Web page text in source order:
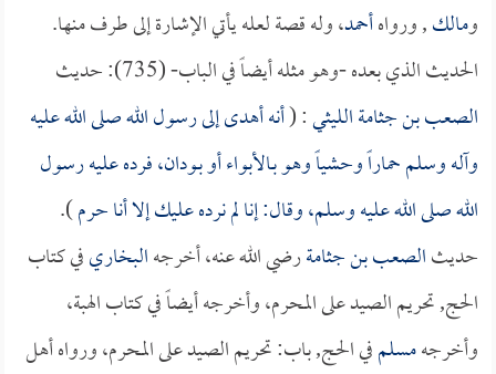
ومالك, ورواهأحمد، وله قصة لعله يأتي الإشارة إلى طرف منها.
الحديث الذي بعده -وهو مثله أيضاً في الباب- (735): حديث
الصعب بن جثامة الليثي: (أنه أهدى إلى رسول الله صلى الله عليه
وآله وسلم حماراً وحشياً وهو بـالأبواء أو بـودان، فرده عليه رسول
الله صلى الله عليه وسلم، وقال: إنا لم نرده عليك إلا أنا حرم).
حديثالصعب بن جثامةرضي الله عنه، أخرجهالبخاريفي كتاب
الحج, تحريم الصيد على المحرم، وأخرجه أيضاً في كتاب الهبة،
وأخرجهمسلمفي الحج, باب: تحريم الصيد على المحرم، ورواه أهل